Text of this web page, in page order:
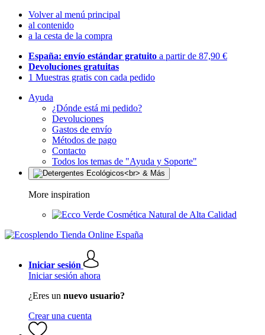
Volver al menú principal
al contenido
a la cesta de la compra
España: envío estándar gratuito a partir de 87,90 €
Devoluciones gratuitas
1 Muestras gratis con cada pedido
Ayuda
¿Dónde está mi pedido?
Devoluciones
Gastos de envío
Métodos de pago
Contacto
Todos los temas de "Ayuda y Soporte"
More inspiration
Cosmética Natural de Alta Calidad
Iniciar sesión
Iniciar sesión ahora
¿Eres un nuevo usuario?
Crear una cuenta